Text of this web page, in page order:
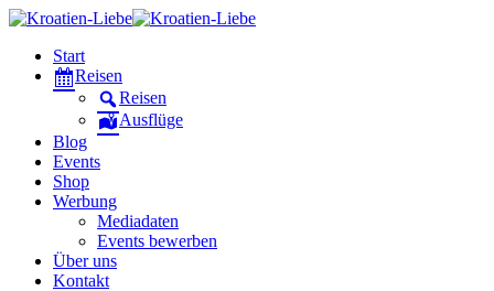
Start
Reisen
Reisen
Ausflüge
Blog
Events
Shop
Werbung
Mediadaten
Events bewerben
Über uns
Kontakt